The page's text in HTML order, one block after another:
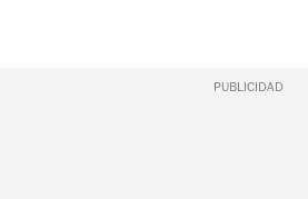
PUBLICIDAD